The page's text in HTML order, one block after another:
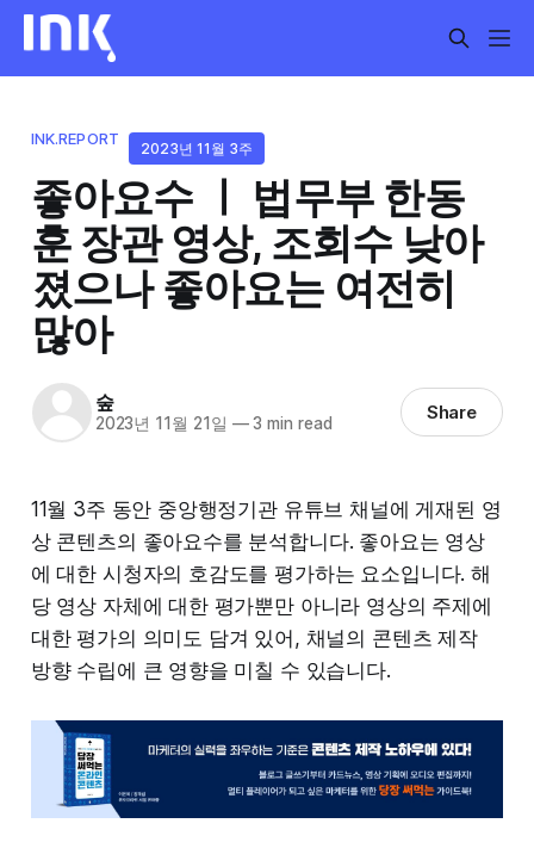
INK.REPORT
2023년 11월 3주
좋아요수 ㅣ 법무부 한동
훈 장관 영상, 조회수 낮아
졌으나 좋아요는 여전히
많아
숲
2023년 11월 21일 —3 min read Share
11월 3주 동안 중앙행정기관 유튜브 채널에 게재된 영
상 콘텐츠의 좋아요수를 분석합니다. 좋아요는 영상
에 대한 시청자의 호감도를 평가하는 요소입니다. 해
당 영상 자체에 대한 평가뿐만 아니라 영상의 주제에
대한 평가의 의미도 담겨 있어, 채널의 콘텐츠 제작
방향 수립에 큰 영향을 미칠 수 있습니다.